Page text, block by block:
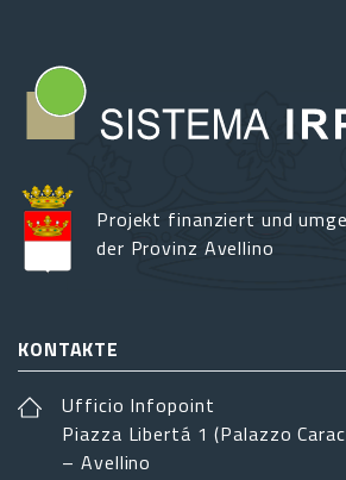
Projekt finanziert und
der Provinz Avellino
KONTAKTE
Ufficio Infopoint
Piazza Libertá 1 (Palazzo
– Avellino